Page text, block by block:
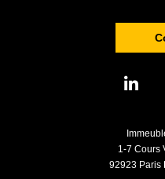
1-7 Cours
92923 Paris